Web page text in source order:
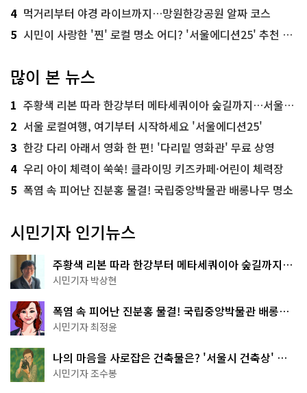
4 먹거리부터 야경 라이브까지…망원한강공원 알짜 코스
5 시민이 사랑한 '찐' 로컬 명소 어디? '서울에디션25' 추천 코스
많이 본 뉴스
1 주황색 리본 따라 한강부터 메타세쿼이아 숲길까지…서울둘레길 15코스
2 서울 로컬여행, 여기부터 시작하세요 '서울에디션25'
3 한강 다리 아래서 영화 한 편! '다리밑 영화관' 무료 상영
4 우리 아이 체력이 쑥쑥! 클라이밍 키즈카페·어린이 체력장
5 폭염 속 피어난 진분홍 물결! 국립중앙박물관 배롱나무 명소
시민기자 인기뉴스
주황색 리본 따라 한강부터 메타세쿼이아 숲길까지…
서울둘레길 15코스
시민기자 박상현
폭염 속 피어난 진분홍 물결! 국립중앙박물관 배롱나
무 명소
시민기자 최정윤
나의 마음을 사로잡은 건축물은? '서울시 건축상' 수
상작 공개!
시민기자 조수봉